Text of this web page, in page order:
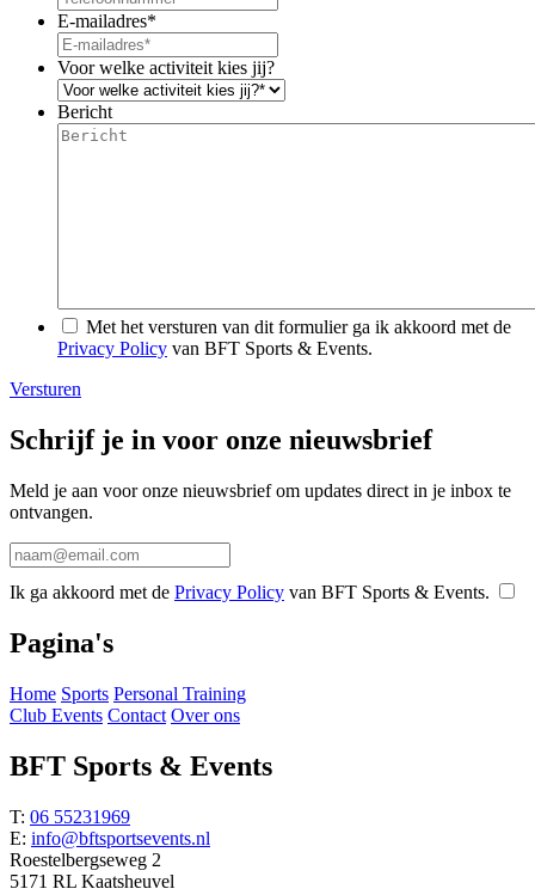
E-mailadres*
Voor welke activiteit kies jij?
Bericht
Met het versturen van dit formulier ga ik akkoord met de
Privacy Policy van BFT Sports & Events.
Versturen
Schrijf je in voor onze nieuwsbrief
Meld je aan voor onze nieuwsbrief om updates direct in je inbox te
ontvangen.
Ik ga akkoord met de Privacy Policy van BFT Sports & Events.
Pagina's
Home Sports Personal Training
Club Events Contact Over ons
BFT Sports & Events
T: 06 55231969
E: info@bftsportsevents.nl
Roestelbergseweg 2
5171 RL Kaatsheuvel